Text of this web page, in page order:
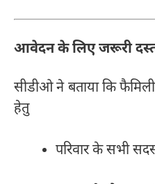
आवेदन के लिए जरूरी
सीडीओ ने बताया कि
हेतु
परिवार के सभी